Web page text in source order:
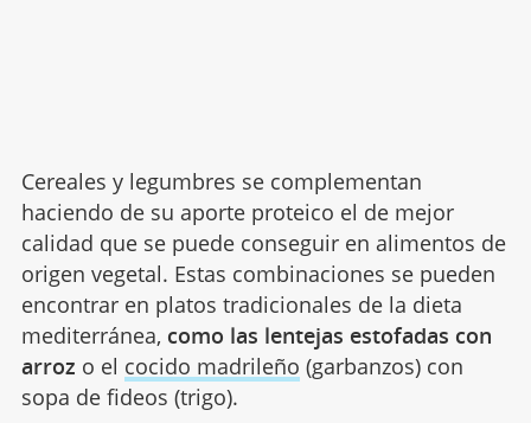
Cereales y legumbres se complementan
haciendo de su aporte proteico el de mejor
calidad que se puede conseguir en alimentos de
origen vegetal. Estas combinaciones se pueden
encontrar en platos tradicionales de la dieta
mediterránea, como las lentejas estofadas con
arroz o el cocido madrileño (garbanzos) con
sopa de fideos (trigo).